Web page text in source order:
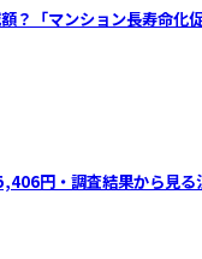
？「マンション長寿命化
円・調査結果から見る